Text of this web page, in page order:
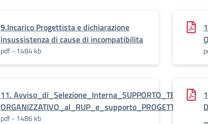
9.Incarico Progettista e dichiarazione
insussistenza di cause di incompatibilita
pdf - 1484 kb
11. Avviso_di_Selezione_Interna_SUPPORTO_TECNICO-
pdf - 1486 kb